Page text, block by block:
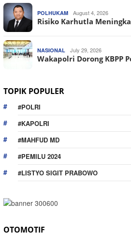
POLHUKAM August 4, 2026
Risiko Karhutla
NASIONAL July 29, 2026
Wakapolri Dorong KBPP
TOPIK POPULER
#POLRI
#KAPOLRI
#MAHFUD MD
#PEMILU 2024
#LISTYO SIGIT PRABOWO
OTOMOTIF